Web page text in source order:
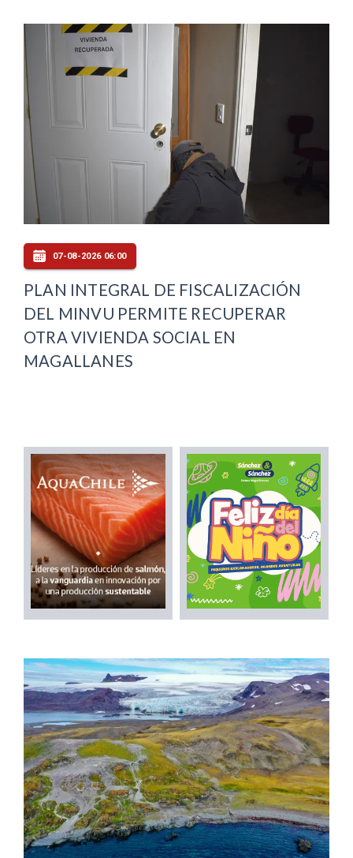
07-08-2026 06:00
PLAN INTEGRAL DE FISCALIZACIÓN
DEL MINVU PERMITE RECUPERAR
OTRA VIVIENDA SOCIAL EN
MAGALLANES